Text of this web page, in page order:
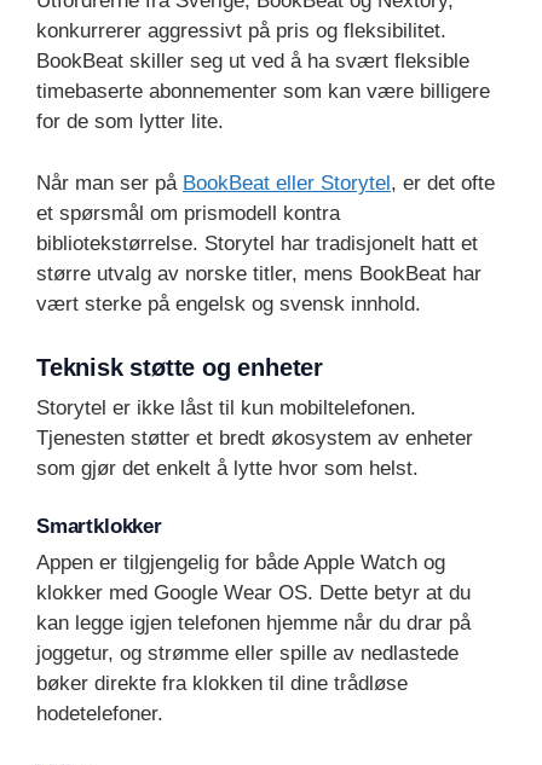
konkurrerer aggressivt på pris og fleksibilitet.
BookBeat skiller seg ut ved å ha svært fleksible
timebaserte abonnementer som kan være billigere
for de som lytter lite.
Når man ser på BookBeat eller Storytel, er det ofte
et spørsmål om prismodell kontra
bibliotekstørrelse. Storytel har tradisjonelt hatt et
større utvalg av norske titler, mens BookBeat har
vært sterke på engelsk og svensk innhold.
Teknisk støtte og enheter
Storytel er ikke låst til kun mobiltelefonen.
Tjenesten støtter et bredt økosystem av enheter
som gjør det enkelt å lytte hvor som helst.
Smartklokker
Appen er tilgjengelig for både Apple Watch og
klokker med Google Wear OS. Dette betyr at du
kan legge igjen telefonen hjemme når du drar på
joggetur, og strømme eller spille av nedlastede
bøker direkte fra klokken til dine trådløse
hodetelefoner.